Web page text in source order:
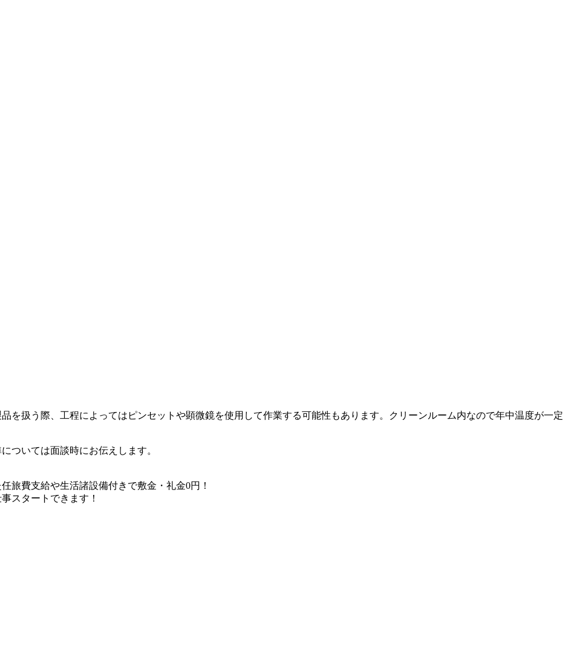
を扱う際、工程によってはピンセットや顕微鏡を使用して作業する可能性もあります。クリーンルーム内なので年中温度が一定
ついては面談時にお伝えします。
旅費支給や生活諸設備付きで敷金・礼金0円！
スタートできます！